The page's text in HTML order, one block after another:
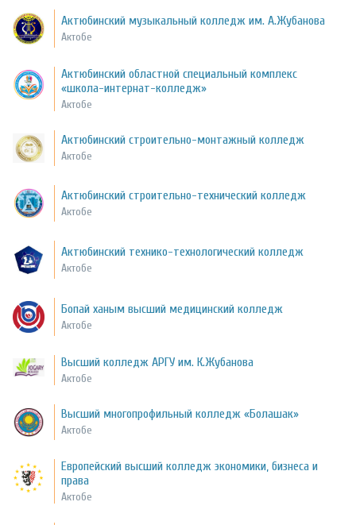
Актюбинский музыкальный колледж им. А.Жубанова
Актобе
Актюбинский областной специальный комплекс
«школа-интернат-колледж»
Актобе
Актюбинский строительно-монтажный колледж
Актобе
Актюбинский строительно-технический колледж
Актобе
Актюбинский технико-технологический колледж
Актобе
Бопай ханым высший медицинский колледж
Актобе
Высший колледж АРГУ им. К.Жубанова
Актобе
Высший многопрофильный колледж «Болашак»
Актобе
Европейский высший колледж экономики, бизнеса и
права
Актобе